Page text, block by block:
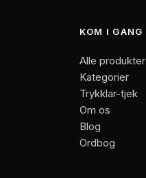
KOM I GANG
Alle produkter
Kategorier
Trykklar-tjek
Om os
Blog
Ordbog